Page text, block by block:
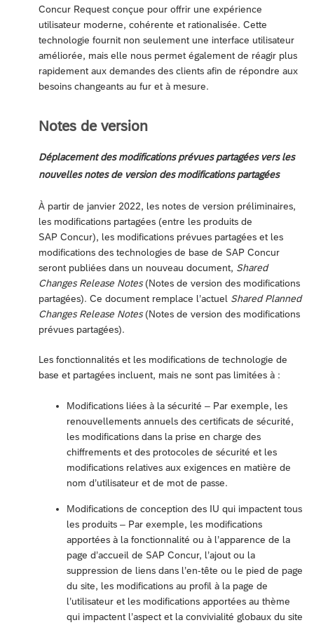
Concur Request conçue pour offrir une expérience
utilisateur moderne, cohérente et rationalisée. Cette
technologie fournit non seulement une interface utilisateur
améliorée, mais elle nous permet également de réagir plus
rapidement aux demandes des clients afin de répondre aux
besoins changeants au fur et à mesure.
Notes de version
Déplacement des modifications prévues partagées vers les
nouvelles notes de version des modifications partagées
À partir de janvier 2022, les notes de version préliminaires,
les modifications partagées (entre les produits de
SAP Concur), les modifications prévues partagées et les
modifications des technologies de base de SAP Concur
seront publiées dans un nouveau document, Shared
Changes Release Notes(Notes de version des modifications
partagées). Ce document remplace l’actuel Shared Planned
Changes Release Notes(Notes de version des modifications
prévues partagées).
Les fonctionnalités et les modifications de technologie de
base et partagées incluent, mais ne sont pas limitées à :
Modifications liées à la sécurité – Par exemple, les
renouvellements annuels des certificats de sécurité,
les modifications dans la prise en charge des
chiffrements et des protocoles de sécurité et les
modifications relatives aux exigences en matière de
nom d’utilisateur et de mot de passe.
Modifications de conception des IU qui impactent tous
les produits – Par exemple, les modifications
apportées à la fonctionnalité ou à l’apparence de la
page d’accueil de SAP Concur, l’ajout ou la
suppression de liens dans l’en-tête ou le pied de page
du site, les modifications au profil à la page de
l’utilisateur et les modifications apportées au thème
qui impactent l’aspect et la convivialité globaux du site